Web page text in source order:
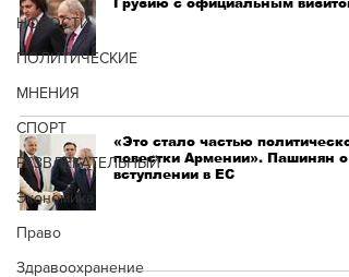
НОВОСТИ
ПОЛИТИЧЕСКИЕ
МНЕНИЯ
СПОРТ
РАЗВЛЕКАТЕЛЬНЫЙ
Экономика
Право
Здравоохранение
Грузию с официальным визитом
«Это стало частью
повестки Армении». Пашинян о
вступлении в ЕС